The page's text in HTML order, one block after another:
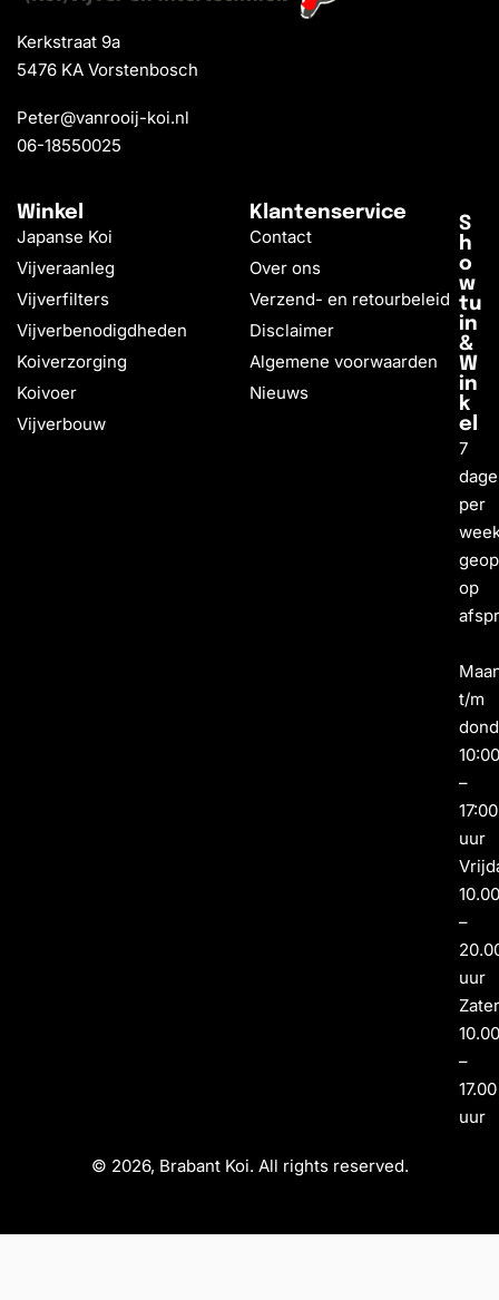
Kerkstraat 9a
5476 KA Vorstenbosch
Peter@vanrooij-koi.nl
06-18550025
Winkel
Japanse Koi
Vijveraanleg
Vijverfilters
Vijverbenodigdheden
Koiverzorging
Koivoer
Vijverbouw
Klantenservice
Contact
Over ons
Verzend- en retourbeleid
Disclaimer
Algemene voorwaarden
Nieuws
S
h
o
w
tu
in
&
W
in
k
el
7
per
op
t/m
–
17:00
uur
–
uur
–
17.00
uur
© 2026, Brabant Koi. All rights reserved.